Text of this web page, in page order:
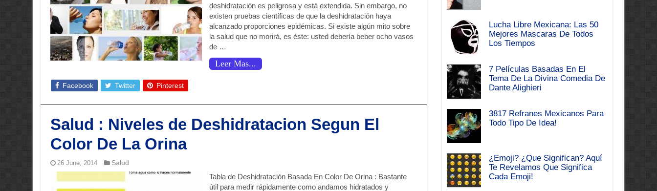
deshidratación es peligrosa y está extendida. Sin embargo, no
existen pruebas científicas de que la deshidratación haya
alcanzado proporciones epidémicas. Si existe algún mito sobre
la salud que no morirá, es éste: usted debería beber ocho vasos
de …
Leer Mas...
Facebook Twitter Pinterest
Salud : Niveles de Deshidratacion Segun El
Color De La Orina
26 June, 2014 Salud
Tabla de Deshidratación Basada En Color De Orina : Bastante
útil para medir rápidamente como andamos hidratados y
Lucha Libre Mexicana: Las 50
Mejores Mascaras De Todos
Los Tiempos
7 Películas Basadas En El
Tema De La Divina Comedia De
Dante Alighieri
3817 Refranes Mexicanos Para
Todo Tipo De Idea!
¿Emoji? ¿Que Significan? Aquí
Te Revelamos Que Significa
Cada Emoji!